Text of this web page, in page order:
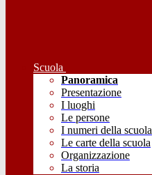
Scuola
Panoramica
Presentazione
I luoghi
Le persone
I numeri della scuola
Le carte della scuola
Organizzazione
La storia